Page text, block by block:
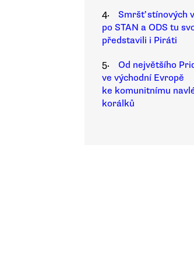
4.
Smršť stínových
po STAN a ODS tu
představili i Piráti
5.
Od největšího
ve východní Evropě
ke komunitnímu
korálků